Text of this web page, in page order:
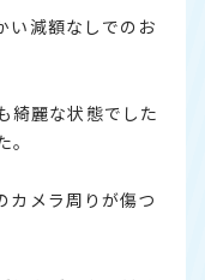
減額なしでのお
綺麗な状態でした
メラ周りが傷つ